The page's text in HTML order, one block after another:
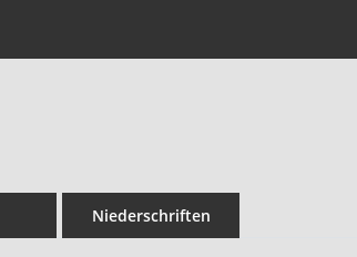
Niederschriften